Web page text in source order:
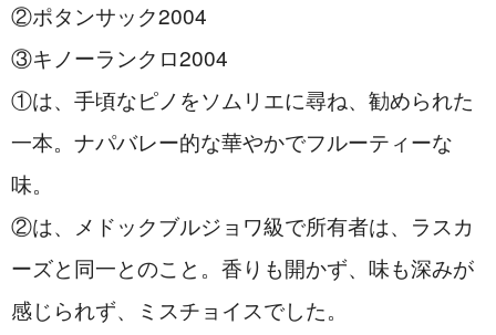
②ポタンサック2004
③キノーランクロ2004
①は、手頃なピノをソムリエに尋ね、勧められた
一本。ナパバレー的な華やかでフルーティーな
味。
②は、メドックブルジョワ級で所有者は、ラスカ
ーズと同一とのこと。香りも開かず、味も深みが
感じられず、ミスチョイスでした。